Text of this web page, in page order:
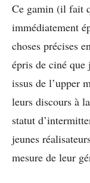
Ce gamin (il fait
immédiatement
choses précises
épris de ciné que
issus de l’upper
leurs discours à
statut
jeunes
mesure de leur